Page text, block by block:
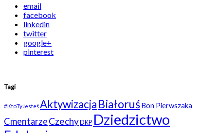
email
facebook
linkedin
twitter
google+
pinterest
Tagi
#KtoTyJesteśAktywizacjaBiałoruśBon Pierwszaka
CmentarzeCzechyDKP Dziedzictwo